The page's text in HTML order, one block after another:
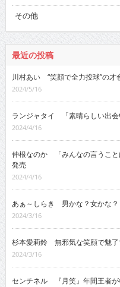
その他
最近の投稿
川村あい “笑顔で全力投球”の才
2024/5/16
ランジャタイ 「素晴らしい出会
2024/4/16
仲根なのか 「みんなの言うこと
発売
2024/4/16
あぁ～しらき 男かな？女かな？
2024/3/16
杉本愛莉鈴 無邪気な笑顔で魅了
2024/3/16
センチネル 『月笑』年間王者が